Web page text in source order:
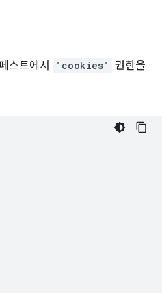
스트에서 "cookies" 권한을